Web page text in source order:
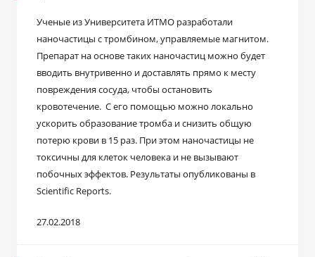
Ученые из Университета ИТМО разработали
наночастицы с тромбином, управляемые магнитом.
Препарат на основе таких наночастиц можно будет
вводить внутривенно и доставлять прямо к месту
повреждения сосуда, чтобы остановить
кровотечение. С его помощью можно локально
ускорить образование тромба и снизить общую
потерю крови в 15 раз. При этом наночастицы не
токсичны для клеток человека и не вызывают
побочных эффектов. Результаты опубликованы в
Scientific Reports.
27.02.2018